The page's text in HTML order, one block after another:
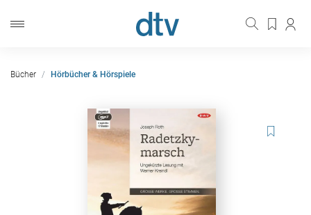
Bücher Hörbücher & Hörspiele